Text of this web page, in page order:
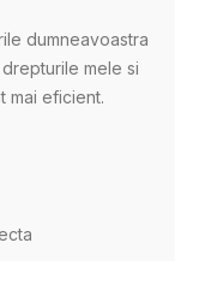
dumneavoastra
mele si
mai eficient.